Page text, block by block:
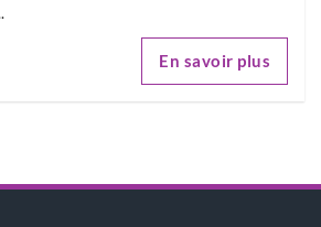
En savoir plus